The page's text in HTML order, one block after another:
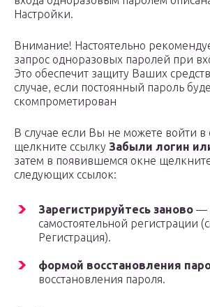
Настройки.
Внимание! Настоятельно
запрос одноразовых паролей при
Это обеспечит защиту Ваших
случае, если постоянный пароль
скомпрометирован
В случае если Вы не можете войти в
щелкните ссылку Забыли логин
затем в появившемся окне
следующих ссылок:
Зарегистрируйтесь заново —
самостоятельной регистрации
Регистрация).
формой восстановления
восстановления пароля.